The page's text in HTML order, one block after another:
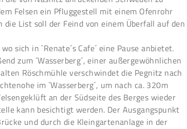
Felsen ein Pfluggestell mit einem Ofenrohr
die List soll der Feind von einem Überfall auf den
sich in `Renate´s Cafe´ eine Pause anbietet.
zum ´Wasserberg´, einer außergewöhnlichen
Röschmühle verschwindet die Pegnitz nach
im ´Wasserberg´, um nach ca. 320m
an der Südseite des Berges wieder
kann besichtigt werden. Der Ausgangspunkt
und durch die Kleingartenanlage in der